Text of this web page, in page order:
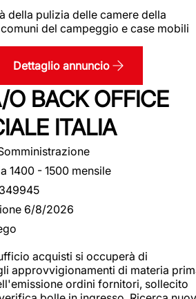
della pulizia delle camere della
del campeggio e case mobili
Dettaglio annuncio
O BACK OFFICE
ITALIA
1400 - 1500 mensile
349945
6/8/2026
acquisti si occuperà di
approvvigionamenti di materia
ordini fornitori, sollecito